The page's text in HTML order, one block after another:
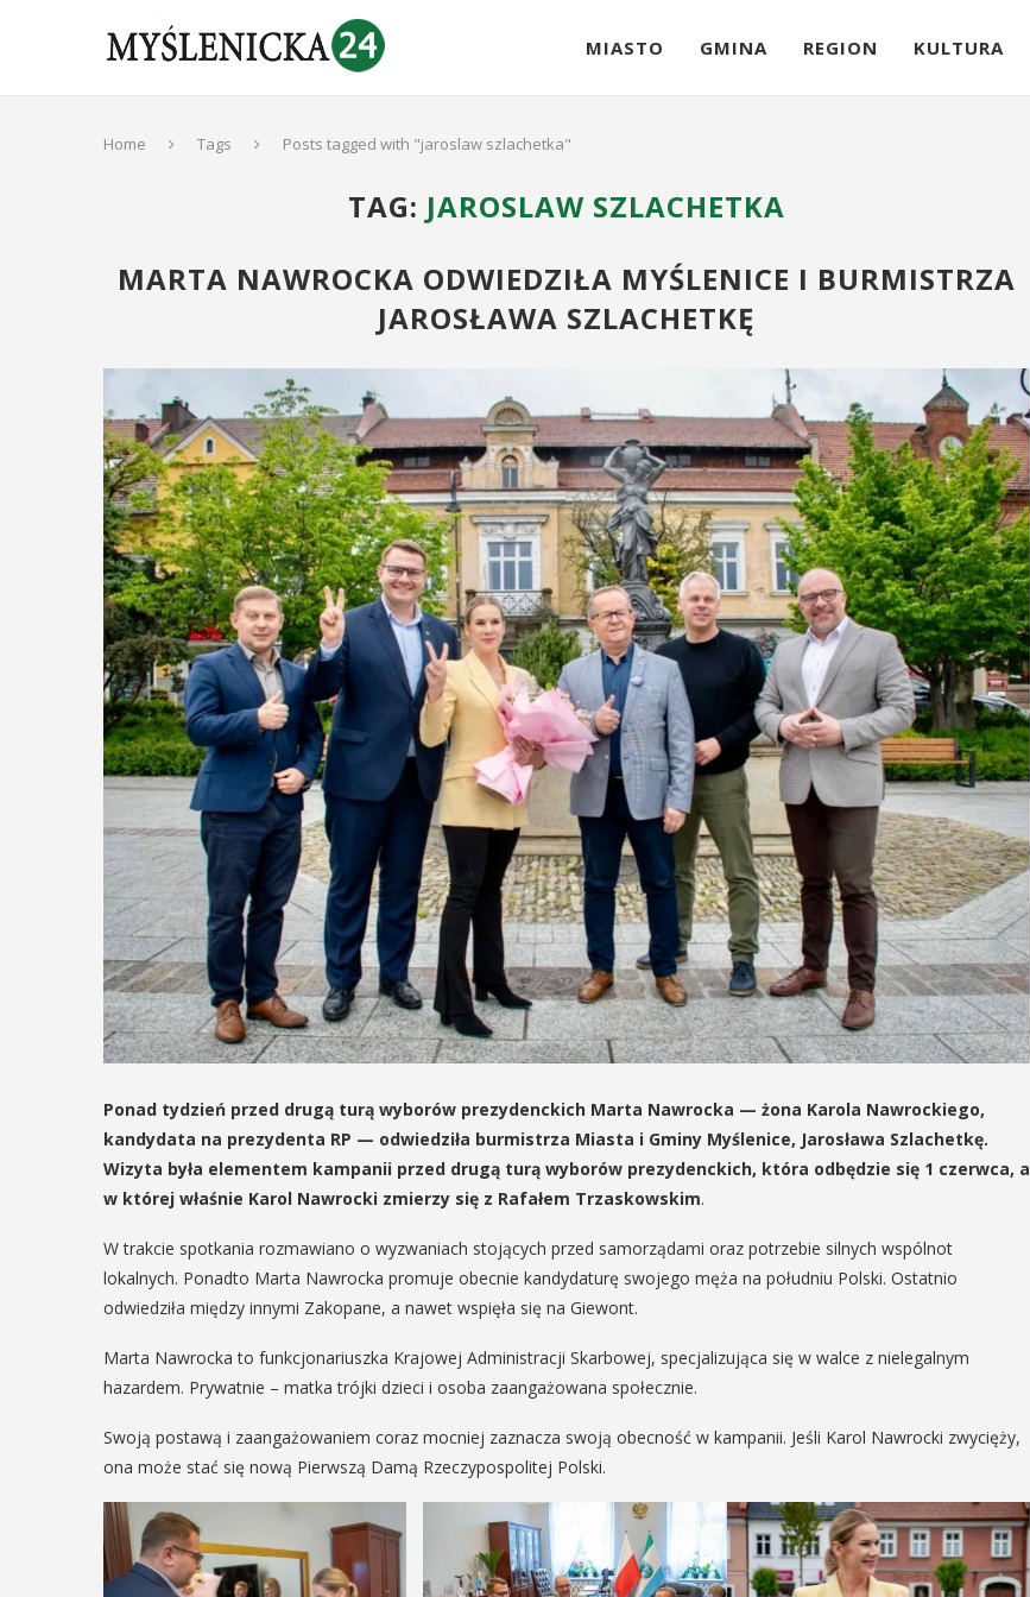
MIASTO GMINA REGION KULTURA
Home Tags Posts tagged with "jaroslaw szlachetka"
TAG: JAROSLAW SZLACHETKA
MARTA NAWROCKA ODWIEDZIŁA MYŚLENICE I BURMISTRZA
JAROSŁAWA SZLACHETKĘ
Ponad tydzień przed drugą turą wyborów prezydenckich Marta Nawrocka — żona Karola Nawrockiego,
kandydata na prezydenta RP — odwiedziła burmistrza Miasta i Gminy Myślenice, Jarosława Szlachetkę.
Wizyta była elementem kampanii przed drugą turą wyborów prezydenckich, która odbędzie się 1 czerwca, a
w której właśnie Karol Nawrocki zmierzy się z Rafałem Trzaskowskim.
W trakcie spotkania rozmawiano o wyzwaniach stojących przed samorządami oraz potrzebie silnych wspólnot
lokalnych. Ponadto Marta Nawrocka promuje obecnie kandydaturę swojego męża na południu Polski. Ostatnio
odwiedziła między innymi Zakopane, a nawet wspięła się na Giewont.
Marta Nawrocka to funkcjonariuszka Krajowej Administracji Skarbowej, specjalizująca się w walce z nielegalnym
hazardem. Prywatnie – matka trójki dzieci i osoba zaangażowana społecznie.
Swoją postawą i zaangażowaniem coraz mocniej zaznacza swoją obecność w kampanii. Jeśli Karol Nawrocki zwycięży,
ona może stać się nową Pierwszą Damą Rzeczypospolitej Polski.